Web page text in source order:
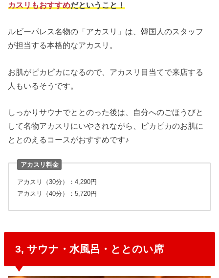
カスリもおすすめだということ！
ルビーパレス名物の「アカスリ」は、韓国人のスタッフ
が担当する本格的なアカスリ。
お肌がピカピカになるので、アカスリ目当てで来店する
人もいるそうです。
しっかりサウナでととのった後は、自分へのごほうびと
して名物アカスリにいやされながら、ピカピカのお肌に
ととのえるコースがおすすめです♪
アカスリ料金
アカスリ（30分）：4,290円
アカスリ（40分）：5,720円
3, サウナ・水風呂・ととのい席